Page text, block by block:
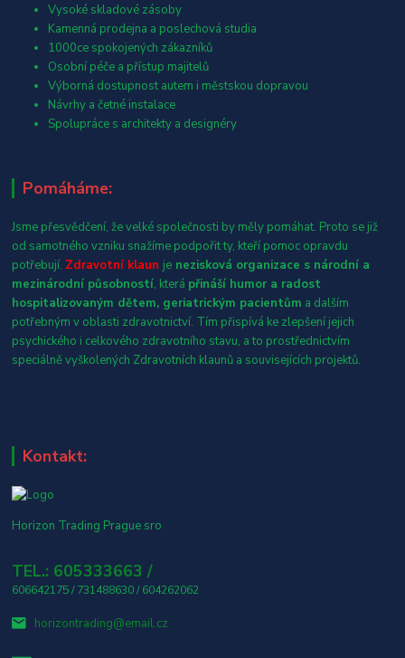
Vysoké skladové zásoby
Kamenná prodejna a poslechová studia
1000ce spokojených zákazníků
Osobní péče a přístup majitelů
Výborná dostupnost autem i městskou dopravou
Návrhy a četné instalace
Spolupráce s architekty a designéry
Pomáháme:
Jsme přesvědčení, že velké společnosti by měly pomáhat. Proto se již
od samotného vzniku snažíme podpořit ty, kteří pomoc opravdu
potřebují. Zdravotní klaun je nezisková organizace s národní a
mezinárodní působností, která přináší humor a radost
hospitalizovaným dětem, geriatrickým pacientům a dalším
potřebným v oblasti zdravotnictví. Tím přispívá ke zlepšení jejich
psychického i celkového zdravotního stavu, a to prostřednictvím
speciálně vyškolených Zdravotních klaunů a souvisejících projektů.
Kontakt:
Horizon Trading Prague sro
TEL.: 605333663 /
606642175 / 731488630 / 604262062
horizontrading@email.cz